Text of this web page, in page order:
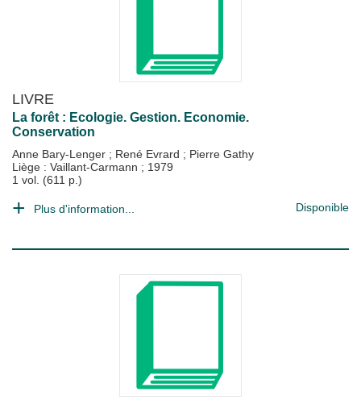
LIVRE
La forêt : Ecologie. Gestion. Economie.
Conservation
Anne Bary-Lenger ; René Evrard ; Pierre Gathy
Liège : Vaillant-Carmann ; 1979
1 vol. (611 p.)
Plus d'information... Disponible